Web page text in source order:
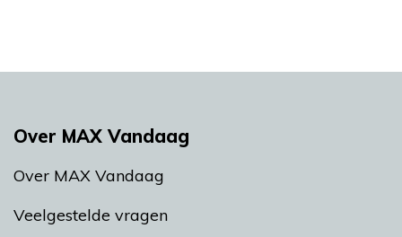
Over MAX Vandaag
Over MAX Vandaag
Veelgestelde vragen